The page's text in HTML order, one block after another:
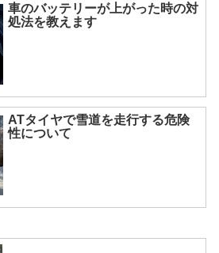
車のバッテリーが上がった時の対
処法を教えます
ATタイヤで雪道を走行する危険
性について